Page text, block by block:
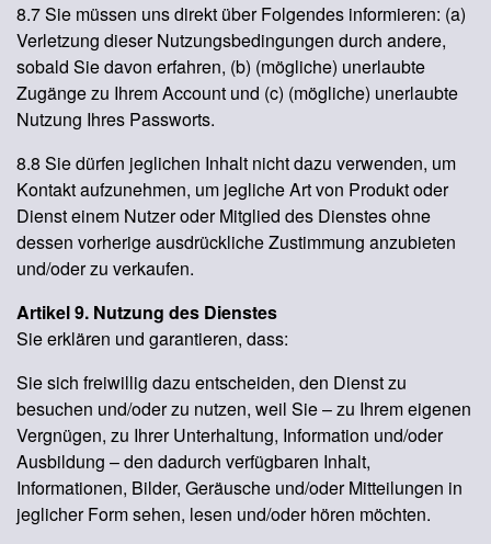
8.7 Sie müssen uns direkt über Folgendes informieren: (a)
Verletzung dieser Nutzungsbedingungen durch andere,
sobald Sie davon erfahren, (b) (mögliche) unerlaubte
Zugänge zu Ihrem Account und (c) (mögliche) unerlaubte
Nutzung Ihres Passworts.
8.8 Sie dürfen jeglichen Inhalt nicht dazu verwenden, um
Kontakt aufzunehmen, um jegliche Art von Produkt oder
Dienst einem Nutzer oder Mitglied des Dienstes ohne
dessen vorherige ausdrückliche Zustimmung anzubieten
und/oder zu verkaufen.
Artikel 9. Nutzung des Dienstes
Sie erklären und garantieren, dass:
Sie sich freiwillig dazu entscheiden, den Dienst zu
besuchen und/oder zu nutzen, weil Sie – zu Ihrem eigenen
Vergnügen, zu Ihrer Unterhaltung, Information und/oder
Ausbildung – den dadurch verfügbaren Inhalt,
Informationen, Bilder, Geräusche und/oder Mitteilungen in
jeglicher Form sehen, lesen und/oder hören möchten.